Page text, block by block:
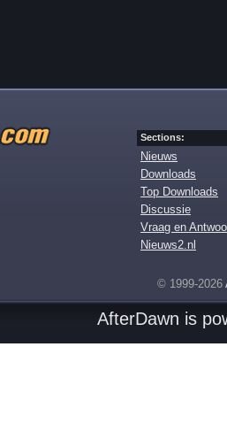
Sections:
Nieuws
Downloads
Top Downloads
Discussie
Vraag en
Nieuws2.nl
© 1999-2026
AfterDawn is